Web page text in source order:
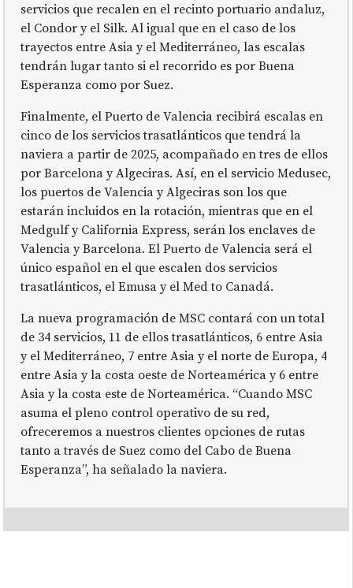
servicios que recalen en el recinto portuario andaluz,
el Condor y el Silk. Al igual que en el caso de los
trayectos entre Asia y el Mediterráneo, las escalas
tendrán lugar tanto si el recorrido es por Buena
Esperanza como por Suez.
Finalmente, el Puerto de Valencia recibirá escalas en
cinco de los servicios trasatlánticos que tendrá la
naviera a partir de 2025, acompañado en tres de ellos
por Barcelona y Algeciras. Así, en el servicio Medusec,
los puertos de Valencia y Algeciras son los que
estarán incluidos en la rotación, mientras que en el
Medgulf y California Express, serán los enclaves de
Valencia y Barcelona. El Puerto de Valencia será el
único español en el que escalen dos servicios
trasatlánticos, el Emusa y el Med to Canadá.
La nueva programación de MSC contará con un total
de 34 servicios, 11 de ellos trasatlánticos, 6 entre Asia
y el Mediterráneo, 7 entre Asia y el norte de Europa, 4
entre Asia y la costa oeste de Norteamérica y 6 entre
Asia y la costa este de Norteamérica. “Cuando MSC
asuma el pleno control operativo de su red,
ofreceremos a nuestros clientes opciones de rutas
tanto a través de Suez como del Cabo de Buena
Esperanza”, ha señalado la naviera.